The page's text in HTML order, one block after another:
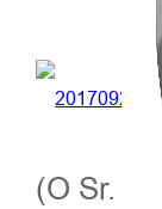
(O Sr.